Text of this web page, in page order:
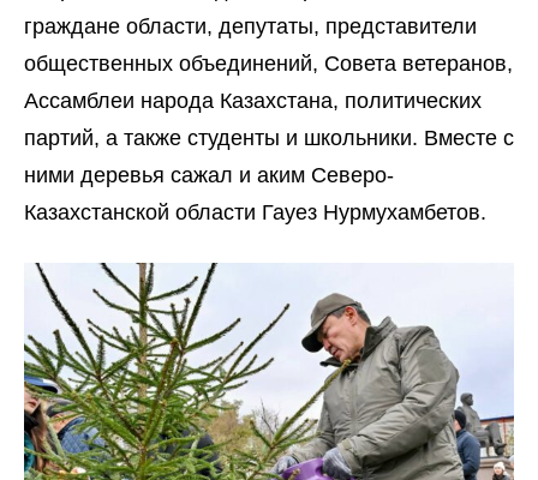
граждане области, депутаты, представители
общественных объединений, Совета ветеранов,
Ассамблеи народа Казахстана, политических
партий, а также студенты и школьники. Вместе с
ними деревья сажал и аким Северо-
Казахстанской области Гауез Нурмухамбетов.